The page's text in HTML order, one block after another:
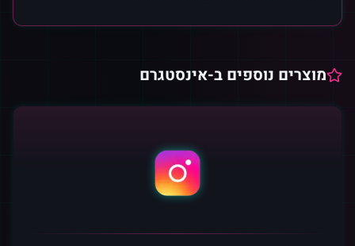
מוצרים נוספים ב-אינסטגרם